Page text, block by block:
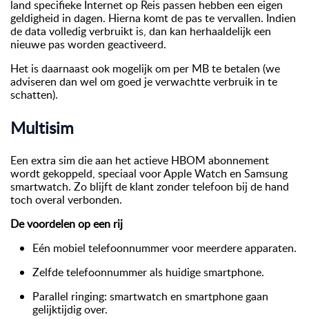
land specifieke Internet op Reis passen hebben een eigen
geldigheid in dagen. Hierna komt de pas te vervallen. Indien
de data volledig verbruikt is, dan kan herhaaldelijk een
nieuwe pas worden geactiveerd.
Het is daarnaast ook mogelijk om per MB te betalen (we
adviseren dan wel om goed je verwachtte verbruik in te
schatten).
Multisim
Een extra sim die aan het actieve HBOM abonnement
wordt gekoppeld, speciaal voor Apple Watch en Samsung
smartwatch. Zo blijft de klant zonder telefoon bij de hand
toch overal verbonden.
De voordelen op een rij
Eén mobiel telefoonnummer voor meerdere apparaten.
Zelfde telefoonnummer als huidige smartphone.
Parallel ringing: smartwatch en smartphone gaan
gelijktijdig over.